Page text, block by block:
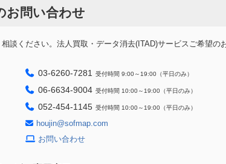
お問い合わせ
談ください。法人買取・データ消去(ITAD)サービスご希望の
03-6260-7281 受付時間 9:00～19:00（平日のみ）
06-6634-9004 受付時間 10:00～19:00（平日のみ）
052-454-1145 受付時間 10:00～19:00（平日のみ）
houjin@sofmap.com
お問い合わせ